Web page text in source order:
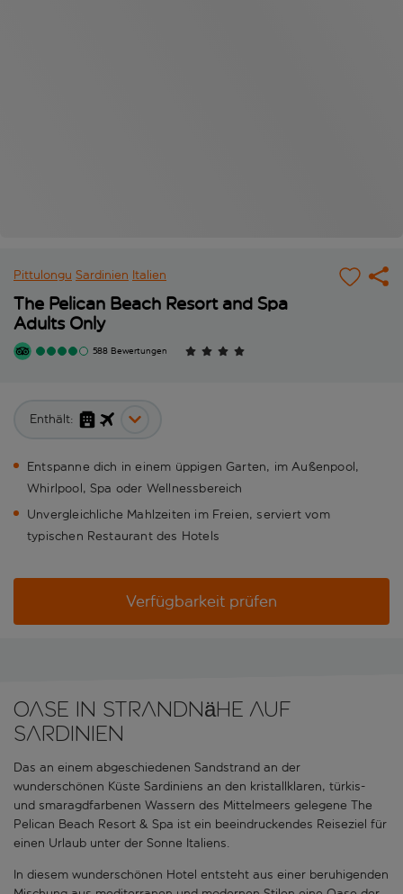
Pittulongu Sardinien Italien
The Pelican Beach Resort and Spa
Adults Only
588 Bewertungen
Enthält:
Entspanne dich in einem üppigen Garten, im Außenpool,
Whirlpool, Spa oder Wellnessbereich
Unvergleichliche Mahlzeiten im Freien, serviert vom
typischen Restaurant des Hotels
Verfügbarkeit prüfen
Oase in Strandnähe auf
Sardinien
Das an einem abgeschiedenen Sandstrand an der
wunderschönen Küste Sardiniens an den kristallklaren, türkis-
und smaragdfarbenen Wassern des Mittelmeers gelegene The
Pelican Beach Resort & Spa ist ein beeindruckendes Reiseziel für
einen Urlaub unter der Sonne Italiens.
In diesem wunderschönen Hotel entsteht aus einer beruhigenden